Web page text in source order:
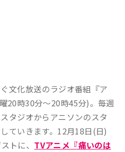
文化放送のラジオ番組『ア
20時30分～20時45分)。毎週
タジオからアニソンのスタ
ていきます。12月18日(日)
トに、 TVアニメ『痛いのは